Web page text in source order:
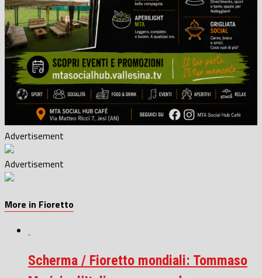
Advertisement
Advertisement
More in Fioretto
Scherma / Fioretto mondiali: Tommaso